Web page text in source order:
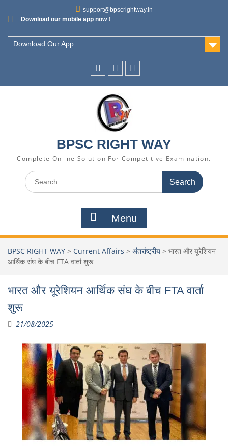
support@bpscrightway.in
Download our mobile app now !
Download Our App
BPSC RIGHT WAY
Complete Online Solution For Competitive Examination.
Menu
BPSC RIGHT WAY > Current Affairs > अंतर्राष्ट्रीय > भारत और यूरेशियन
आर्थिक संघ के बीच FTA वार्ता शुरू
भारत और यूरेशियन आर्थिक संघ के बीच FTA वार्ता
शुरू
21/08/2025